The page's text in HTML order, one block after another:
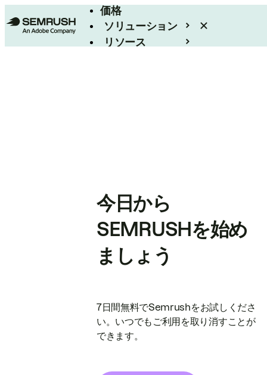
価格
ソリューション
リソース
今日から
SEMRUSHを始め
ましょう
7日間無料でSemrushをお試しくださ
い。いつでもご利用を取り消すことが
できます。